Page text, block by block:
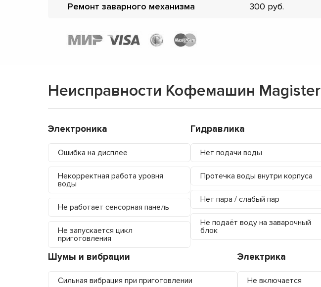
Ремонт заварного механизма 300
Неисправности Кофемашин Magister
Электроника
Ошибка на дисплее
Некорректная работа уровня
воды
Не работает сенсорная панель
Не запускается цикл
приготовления
Гидравлика
Нет подачи воды
Протечка воды внутри корпуса
Нет пара / слабый пар
Не подаёт воду на заварочный
блок
Шумы и вибрации
Сильная вибрация при приготовлении
Электрика
Не включается